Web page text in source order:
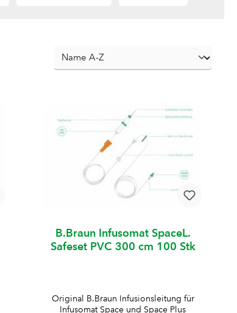
B.Braun Infusomat SpaceL.
Safeset PVC 300 cm 100 Stk
Original B.Braun Infusionsleitung für
Infusomat Space und Space Plus